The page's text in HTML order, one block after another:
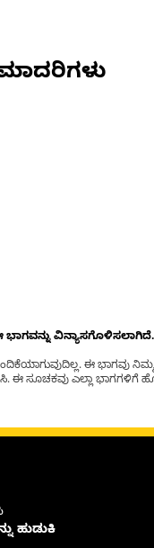
ವಿನ್ಯಾಸಗೊಳಿಸಲಾಗಿದೆ.
ಈ ಭಾಗವು
ಈ ಸೂಚಕವು ಎಲ್ಲಾ ಭಾಗಗಳಿಗೆ
ಹುಡುಕಿ